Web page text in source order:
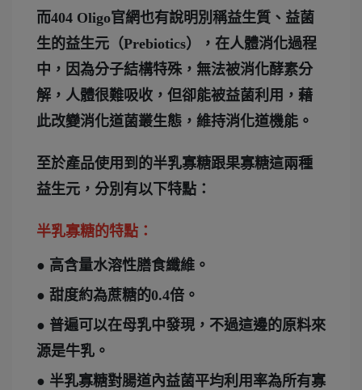
而404 Oligo官網也有說明別稱益生質、益菌
生的益生元（Prebiotics），在人體消化過程
中，因為分子結構特殊，無法被消化酵素分
解，人體很難吸收，但卻能被益菌利用，藉
此改變消化道菌叢生態，維持消化道機能。
至於產品使用到的半乳寡糖跟果寡糖這兩種
益生元，分別有以下特點：
半乳寡糖的特點：
● 高含量水溶性膳食纖維。
● 甜度約為蔗糖的0.4倍。
● 普遍可以在母乳中發現，不過這邊的原料來
源是牛乳。
● 半乳寡糖對腸道內益菌平均利用率為所有寡